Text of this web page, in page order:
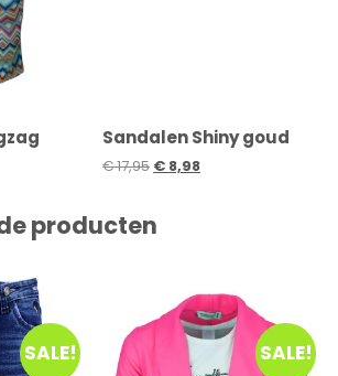
Sandalen Shiny goud
€17,95 € 8,98
producten
SALE! SALE!